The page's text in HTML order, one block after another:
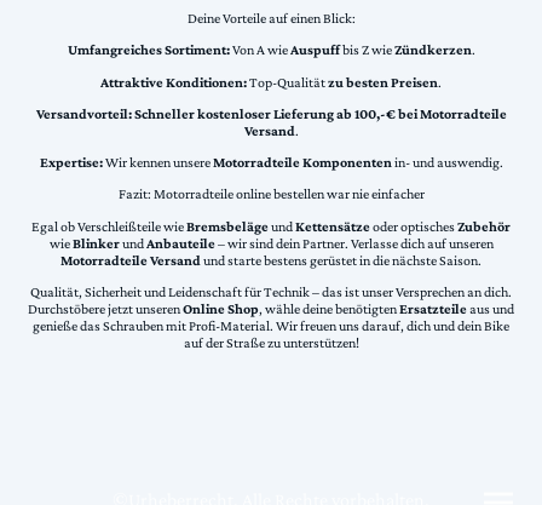
Deine Vorteile auf einen Blick:
Umfangreiches Sortiment:Von A wieAuspuffbis Z wieZündkerzen.
Attraktive Konditionen:Top-Qualitätzu besten Preisen.
Versandvorteil:Schneller kostenloser Lieferung ab 100,-€ bei Motorradteile
Versand.
Expertise:Wir kennen unsereMotorradteile Komponentenin- und auswendig.
Fazit: Motorradteile online bestellen war nie einfacher
Egal ob Verschleißteile wieBremsbelägeundKettensätzeoder optischesZubehör
wieBlinkerundAnbauteile– wir sind dein Partner. Verlasse dich auf unseren
Motorradteile Versand und starte bestens gerüstet in die nächste Saison.
Qualität, Sicherheit und Leidenschaft für Technik – das ist unser Versprechen an dich.
Durchstöbere jetzt unserenOnline Shop, wähle deine benötigtenErsatzteileaus und
genieße das Schrauben mit Profi-Material. Wir freuen uns darauf, dich und dein Bike
auf der Straße zu unterstützen!